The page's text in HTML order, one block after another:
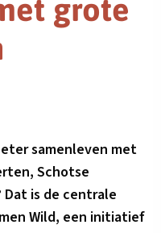
grote
samenleven met
Schotse
is de centrale
Wild, een initiatief